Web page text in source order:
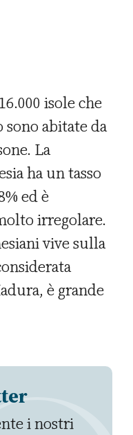
isole che
sono abitate da
La
ha un tasso
ed è
irregolare.
vive sulla
è grande
i nostri